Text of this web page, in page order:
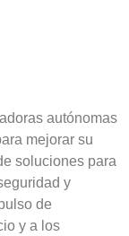
autónomas
mejorar su
soluciones para
y
de
y a los